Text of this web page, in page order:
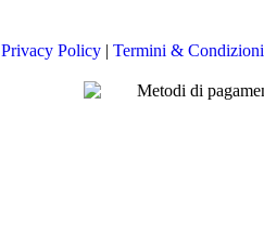
Privacy Policy | Termini & Condizioni